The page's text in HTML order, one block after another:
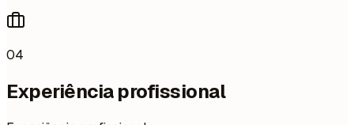
04
Experiência profissional